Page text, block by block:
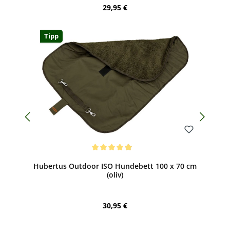
Regulärer Preis:
29,95 €
Tipp
Hubertus Outdoor ISO Hundebett 100 x 70 cm
(oliv)
Regulärer Preis:
30,95 €